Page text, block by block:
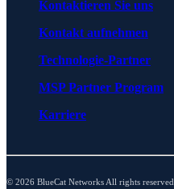
Kontaktieren Sie uns
Kontakt aufnehmen
Technologie-Partner
MSP Partner Program
Karriere
© 2026 BlueCat Networks All rights reserved